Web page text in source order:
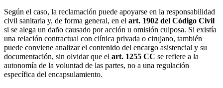
Según el caso, la reclamación puede apoyarse en la responsabilidad
civil sanitaria y, de forma general, en el art. 1902 del Código Civil
si se alega un daño causado por acción u omisión culposa. Si existía
una relación contractual con clínica privada o cirujano, también
puede conviene analizar el contenido del encargo asistencial y su
documentación, sin olvidar que el art. 1255 CC se refiere a la
autonomía de la voluntad de las partes, no a una regulación
específica del encapsulamiento.